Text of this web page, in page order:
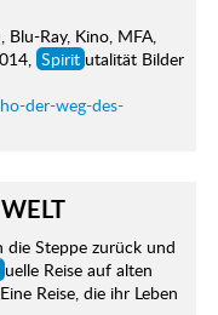
Ray, Kino, MFA,
Spirit utalität Bilder
der-weg-des-
Steppe zurück und
uelle Reise auf alten
Reise, die ihr Leben